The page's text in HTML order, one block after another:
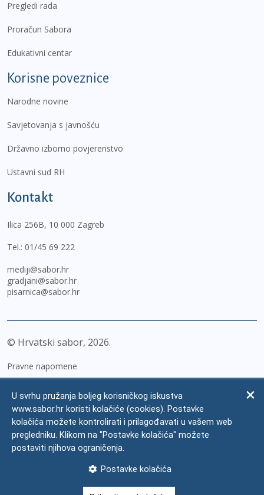
Pregledi rada
Proračun Sabora
Edukativni centar
Korisne poveznice
Narodne novine
Savjetovanja s javnošću
Državno izborno povjerenstvo
Ustavni sud RH
Kontakt
Ilica 256B, 10 000 Zagreb
Tel.: 01/45 69 222
mediji@sabor.hr
gradjani@sabor.hr
pisarnica@sabor.hr
© Hrvatski sabor, 2026
Pravne napomene
Zaštita osobnih podataka
Impressum
Česta pitanja
U svrhu pružanja boljeg korisničkog iskustva
www.sabor.hr koristi kolačiće (cookies). Postavke
kolačića možete kontrolirati i prilagođavati u vašem web
pregledniku. Klikom na "Postavke kolačića" možete
postaviti njihova ograničenja.
Postavke kolačića